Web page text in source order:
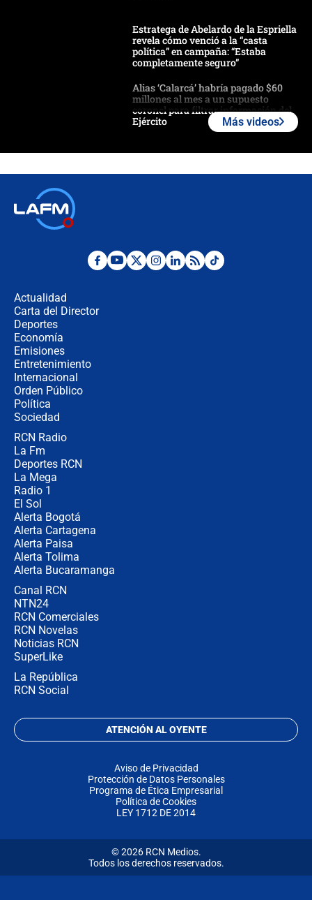
Estratega de Abelardo de la Espriella
revela cómo venció a la “casta
política” en campaña: “Estaba
completamente seguro”
Alias ‘Calarcá’ habría pagado $60
millones al mes a un supuesto
coronel para filtrar información del
Ejército
Ministro de Defensa no descarta el
Más videos
Actualidad
Carta del Director
Deportes
Economía
Emisiones
Entretenimiento
Internacional
Orden Público
Política
Sociedad
RCN Radio
La Fm
Deportes RCN
La Mega
Radio 1
El Sol
Alerta Bogotá
Alerta Cartagena
Alerta Paisa
Alerta Tolima
Alerta Bucaramanga
Canal RCN
NTN24
RCN Comerciales
RCN Novelas
Noticias RCN
SuperLike
La República
RCN Social
ATENCIÓN AL OYENTE
Aviso de Privacidad
Protección de Datos Personales
Programa de Ética Empresarial
Política de Cookies
LEY 1712 DE 2014
© 2026 RCN Medios.
Todos los derechos reservados.